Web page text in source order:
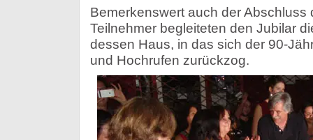
Bemerkenswert auch der Abschluss
Teilnehmer begleiteten den Jubilar
dessen Haus, in das sich der 90-
und Hochrufen zurückzog.